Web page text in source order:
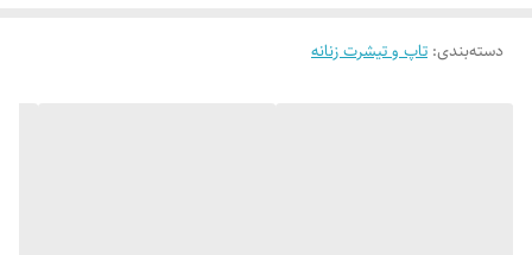
🎨 رنگ بندیش: 5 تا رنگ خوشگل داره طبق تصاویر
دسته‌بندی: تاپ و تیشرت زنانه